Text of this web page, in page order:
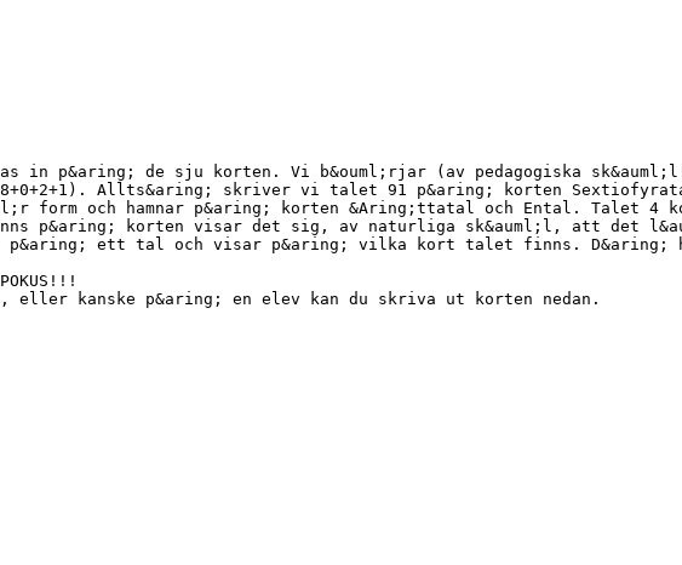
in p&aring; de sju korten. Vi b&ouml;rjar (av pedagogiska
Allts&aring; skriver vi talet 91 p&aring; korten
form och hamnar p&aring; korten &Aring;ttatal och Ental. Talet 4
p&aring; korten visar det sig, av naturliga sk&auml;l, att det
p&aring; ett tal och visar p&aring; vilka kort talet finns.
kanske p&aring; en elev kan du skriva ut korten nedan.